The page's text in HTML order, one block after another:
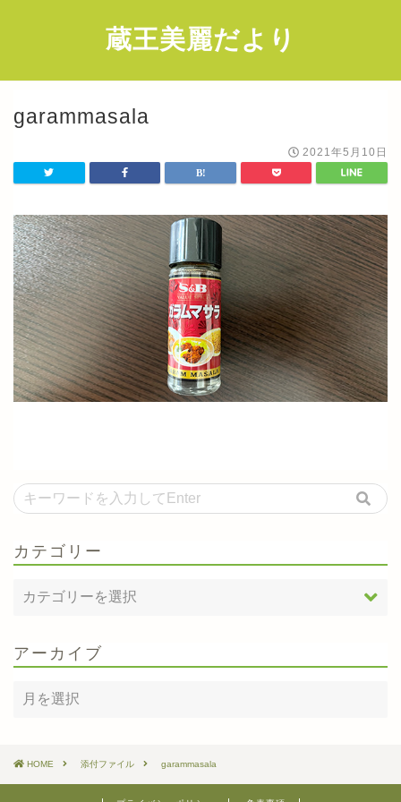
蔵王美麗だより
garammasala
2021年5月10日
カテゴリー
アーカイブ
HOME 添付ファイル garammasala